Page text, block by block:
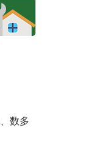
数多